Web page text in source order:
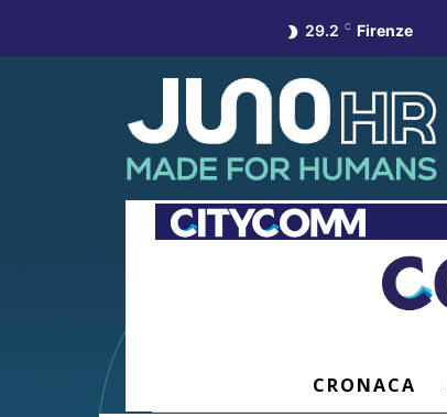
29.2 C Firenze
CRONACA